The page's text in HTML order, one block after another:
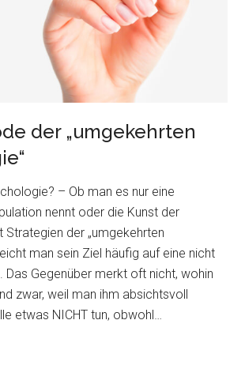
der „umgekehrten
– Ob man es nur eine
nennt oder die Kunst der
Strategien der „umgekehrten
man sein Ziel häufig auf eine nicht
Das Gegenüber merkt oft nicht, wohin
zwar, weil man ihm absichtsvoll
etwas NICHT tun, obwohl…